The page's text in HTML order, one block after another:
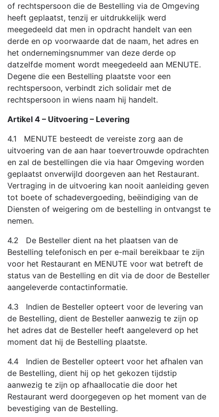
of rechtspersoon die de Bestelling via de Omgeving
heeft geplaatst, tenzij er uitdrukkelijk werd
meegedeeld dat men in opdracht handelt van een
derde en op voorwaarde dat de naam, het adres en
het ondernemingsnummer van deze derde op
datzelfde moment wordt meegedeeld aan MENUTE.
Degene die een Bestelling plaatste voor een
rechtspersoon, verbindt zich solidair met de
rechtspersoon in wiens naam hij handelt.
Artikel 4 – Uitvoering – Levering
4.1 MENUTE besteedt de vereiste zorg aan de
uitvoering van de aan haar toevertrouwde opdrachten
en zal de bestellingen die via haar Omgeving worden
geplaatst onverwijld doorgeven aan het Restaurant.
Vertraging in de uitvoering kan nooit aanleiding geven
tot boete of schadevergoeding, beëindiging van de
Diensten of weigering om de bestelling in ontvangst te
nemen.
4.2 De Besteller dient na het plaatsen van de
Bestelling telefonisch en per e-mail bereikbaar te zijn
voor het Restaurant en MENUTE voor wat betreft de
status van de Bestelling en dit via de door de Besteller
aangeleverde contactinformatie.
4.3 Indien de Besteller opteert voor de levering van
de Bestelling, dient de Besteller aanwezig te zijn op
het adres dat de Besteller heeft aangeleverd op het
moment dat hij de Bestelling plaatste.
4.4 Indien de Besteller opteert voor het afhalen van
de Bestelling, dient hij op het gekozen tijdstip
aanwezig te zijn op afhaallocatie die door het
Restaurant werd doorgegeven op het moment van de
bevestiging van de Bestelling.